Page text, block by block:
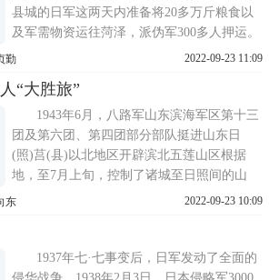
县城的日军这两天内准备将20多万斤粮食以
及军需物资运往菏泽，派伪军300多人押运。
程树勋立即召集会议，商讨夺取这批粮食的
菏泽的必经之地仿山，并请求菏泽县基干大
队出兵配合此次作战。当夜，定陶县基干大
队500余名指战员
勤 2022-09-23 11:09
“大胜旅”
1943年6月，八路军山东滨海军区第十三
团及第六团、第四团部分部队挺进山东日
(照)莒(县)以北地区开辟滨北五莲山区根据
地，至7月上旬，控制了诸城至日照间的山
区。日伪军妄图趁八路军立足未稳之际，将
部由北向南，日军由南向北，对八路军实行
夹击。对此，八路军以机动灵
东 2022-09-23 10:09
1937年七·七事变后，日军发动了全面的